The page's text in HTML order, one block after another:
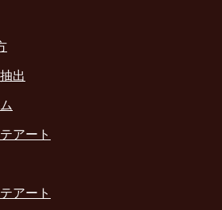
出
アート
アート